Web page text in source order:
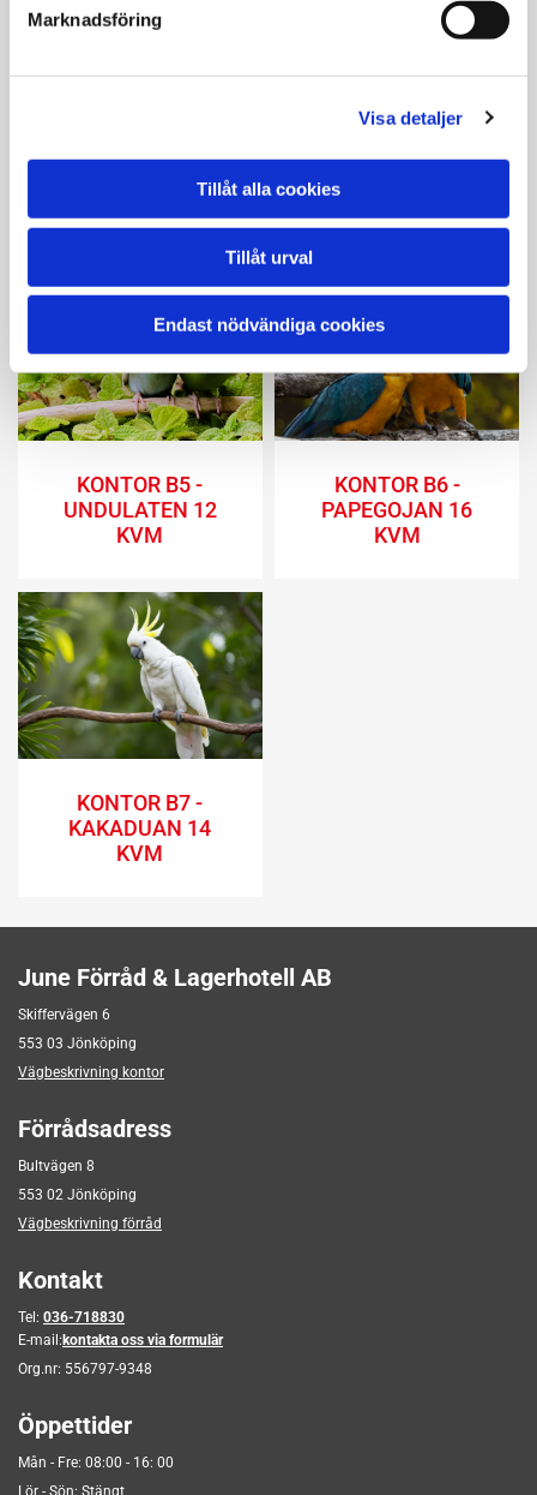
Marknadsföring
Visa detaljer
Tillåt alla cookies
Tillåt urval
Endast nödvändiga cookies
- 28 KVM (ELLER
14 + 14 KVM)
PINGVINEN - 18
KVM
KONTOR B5 -
UNDULATEN 12
KVM
KONTOR B6 -
PAPEGOJAN 16
KVM
KONTOR B7 -
KAKADUAN 14
KVM
June Förråd & Lagerhotell AB
Skiffervägen 6
553 03 Jönköping
Vägbeskrivning kontor
Förrådsadress
Bultvägen 8
553 02 Jönköping
Vägbeskrivning förråd
Kontakt
Tel: 036-718830
E-mail: kontakta oss via formulär
Org.nr: 556797-9348
Öppettider
Mån - Fre: 08:00 - 16: 00